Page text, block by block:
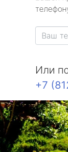
Или
+7